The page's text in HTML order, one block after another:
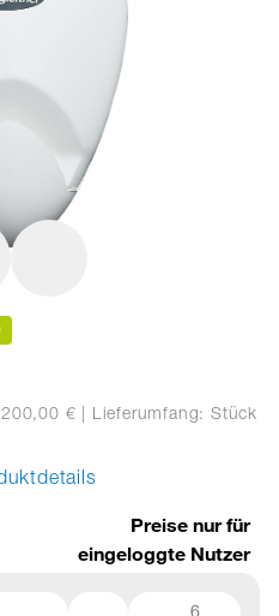
€ | Lieferumfang: Stück
Preise nur für
eingeloggte Nutzer